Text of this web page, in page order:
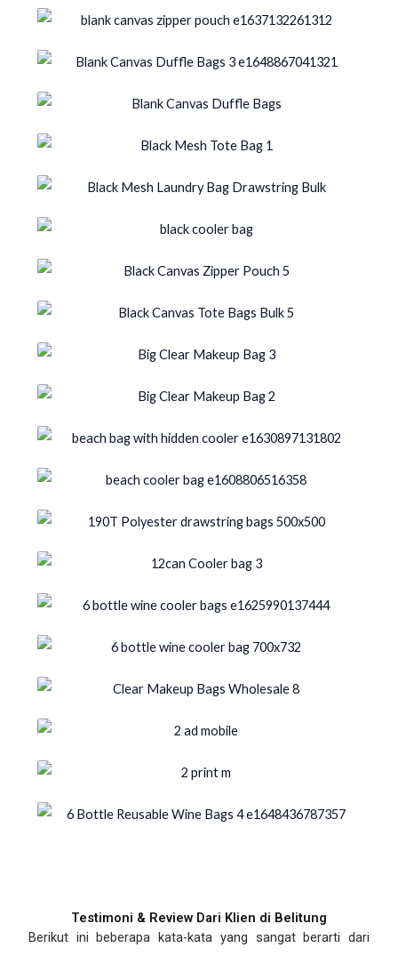
Testimoni & Review Dari Klien di Belitung
Berikut ini beberapa kata-kata yang sangat berarti dari